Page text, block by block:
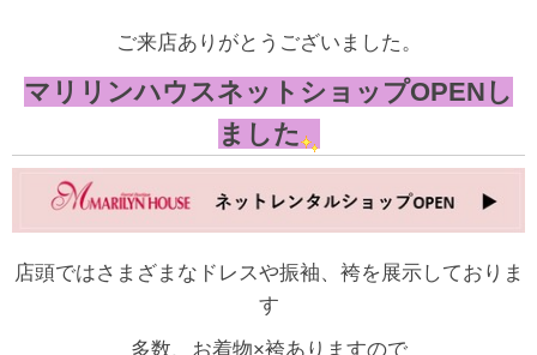
ご来店ありがとうございました。
マリリンハウスネットショップOPENし
ました
店頭ではさまざまなドレスや振袖、袴を展示しておりま
す
多数、お着物×袴ありますので